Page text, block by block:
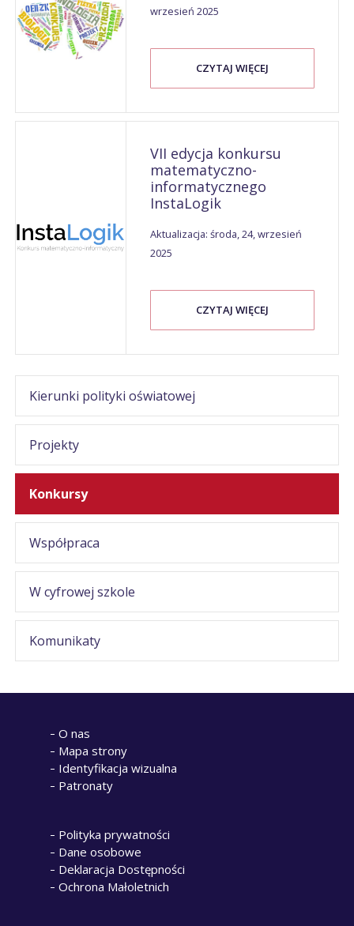
wrzesień 2025
CZYTAJ WIĘCEJ
VII edycja konkursu
matematyczno-
informatycznego
InstaLogik
Aktualizacja: środa, 24, wrzesień
2025
CZYTAJ WIĘCEJ
Kierunki polityki oświatowej
Projekty
Konkursy
Współpraca
W cyfrowej szkole
Komunikaty
O nas
Mapa strony
Identyfikacja wizualna
Patronaty
Polityka prywatności
Dane osobowe
Deklaracja Dostępności
Ochrona Małoletnich